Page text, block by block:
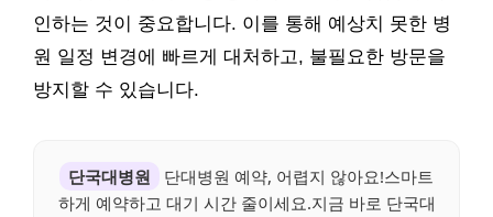
인하는 것이 중요합니다. 이를 통해 예상치 못한 병
원 일정 변경에 빠르게 대처하고, 불필요한 방문을
방지할 수 있습니다.
단국대병원
단대병원 예약, 어렵지 않아요!스마트
하게 예약하고 대기 시간 줄이세요.지금 바로 단국대